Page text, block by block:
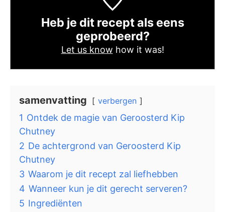
Heb je dit recept als eens
geprobeerd?
Let us know how it was!
samenvatting verbergen
1 Ontdek de magie van Geroosterd Kip
Chutney
2 De achtergrond van Geroosterd Kip
Chutney
3 Waarom je dit recept zal liefhebben
4 Wanneer kun je dit gerecht serveren?
5 Ingrediënten